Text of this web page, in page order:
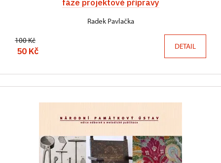
fáze projektové přípravy
Radek Pavlačka
100 Kč
50 Kč DETAIL